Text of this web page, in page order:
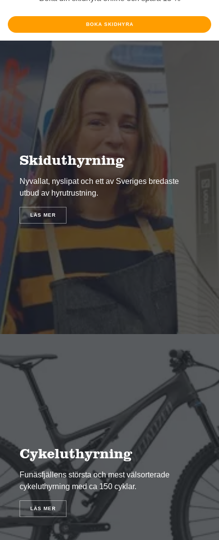
BOKA SKIDHYRA
Skiduthyrning
Nyvallat, nyslipat och ett av Sveriges bredaste
utbud av hyrutrustning.
LÄS MER
Cykeluthyrning
Funäsfjällens största och mest välsorterade
cykeluthyrning med ca 150 cyklar.
LÄS MER